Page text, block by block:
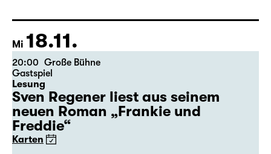
Theatertag
Mi 18.11.
20:00 Große Bühne
Gastspiel
Lesung
Sven Regener liest aus seinem